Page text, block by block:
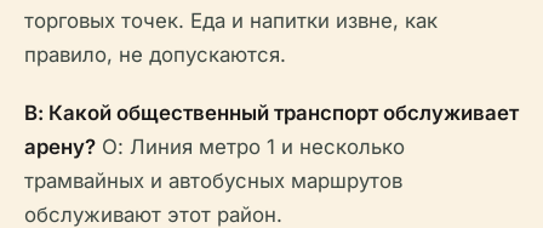
торговых точек. Еда и напитки извне, как
правило, не допускаются.
В: Какой общественный транспорт обслуживает
арену? О: Линия метро 1 и несколько
трамвайных и автобусных маршрутов
обслуживают этот район.